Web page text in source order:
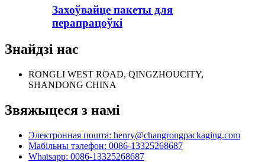
Захоўвайце пакеты для
перапрацоўкі
Знайдзі нас
RONGLI WEST ROAD, QINGZHOUCITY,
SHANDONG CHINA
Звяжыцеся з намі
Электронная пошта: henry@changrongpackaging.com
Мабільны тэлефон: 0086-13325268687
Whatsapp: 0086-13325268687